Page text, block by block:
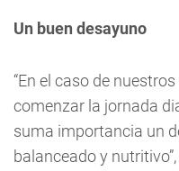
Un buen desayuno
“En el caso de
comenzar la jornada
suma importancia un
balanceado y